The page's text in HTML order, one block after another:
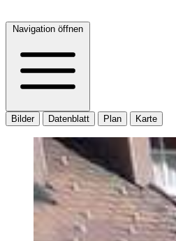
Navigation öffnen
Bilder Datenblatt Plan Karte